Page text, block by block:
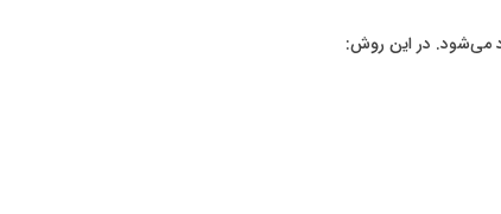
می‌شود. در این روش: